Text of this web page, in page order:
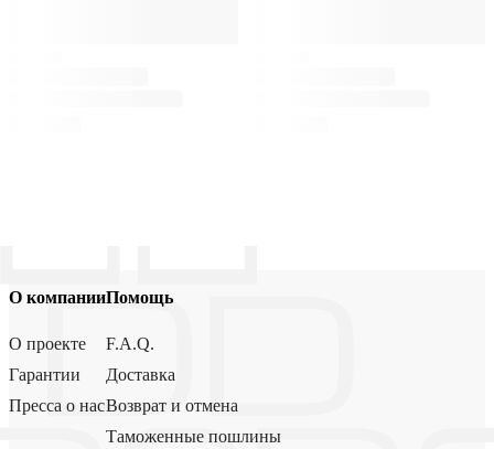
О компании
О проекте
Гарантии
Пресса о нас
Помощь
F.A.Q.
Доставка
Возврат и отмена
Таможенные пошлины